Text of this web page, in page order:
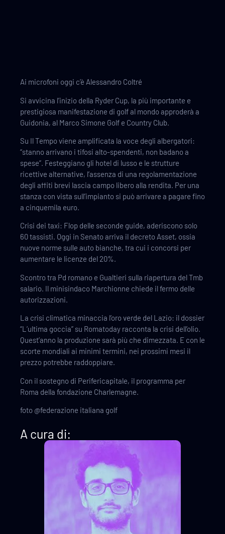
Ai microfoni oggi c’è Alessandro Coltré
Si avvicina l’inizio della Ryder Cup, la più importante e
prestigiosa manifestazione di golf al mondo approderà a
Guidonia, al Marco Simone Golf e Country Club.
Su Il Tempo viene amplificata la voce degli albergatori:
“stanno arrivano i tifosi alto-spendenti, non badano a
spese”. Festeggiano gli hotel di lusso e le strutture
ricettive alternative, l’assenza di una regolamentazione
degli affiti brevi lascia campo libero alla rendita. Per una
stanza con vista sull’impianto si può arrivare a pagare fino
a cinquemila euro.
Crisi dei taxi: Flop delle seconde guide, aderiscono solo
60 tassisti. Oggi in Senato arriva il decreto Asset, ossia
nuove norme sulle auto bianche, tra cui i concorsi per
aumentare le licenze del 20%.
Scontro tra Pd romano e Gualtieri sulla riapertura del Tmb
salario. Il minisindaco Marchionne chiede il fermo delle
autorizzazioni.
La crisi climatica minaccia l’oro verde del Lazio: il dossier
“L’ultima goccia” su Romatoday racconta la crisi dell’olio.
Quest’anno la produzione sarà più che dimezzata. E con le
scorte mondiali ai minimi termini, nei prossimi mesi il
prezzo potrebbe raddoppiare.
Con il sostegno di Perifericapitale, il programma per
Roma della fondazione Charlemagne.
foto @federazione italiana golf
A cura di: